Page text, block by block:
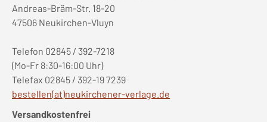
Andreas-Bräm-Str. 18-20
47506 Neukirchen-Vluyn
Telefon 02845 / 392-7218
(Mo-Fr 8:30-16:00 Uhr)
Telefax 02845 / 392-19 7239
bestellen(at)neukirchener-verlage.de
Versandkostenfrei